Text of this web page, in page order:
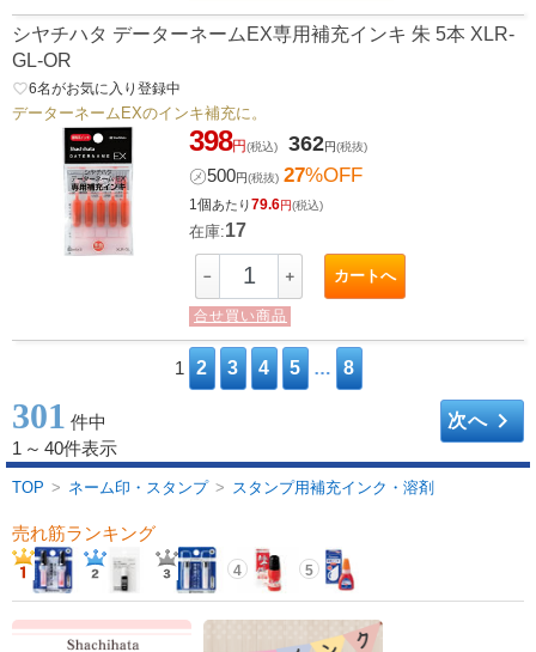
シヤチハタ データーネームEX専用補充インキ 朱 5本 XLR-
GL-OR
favorite_border6名がお気に入り登録中
データーネームEXのインキ補充に。
398円(税込) 362円(税抜)
㋱500円(税抜) 27%OFF
1個あたり79.6円(税込)
在庫:17
－ ＋ カートへ
合せ買い商品
1 2 3 4 5 … 8
301 件中
1 ～ 40件表示
次へkeyboard_arrow_right
TOP > ネーム印・スタンプ > スタンプ用補充インク・溶剤
売れ筋ランキング
4 5